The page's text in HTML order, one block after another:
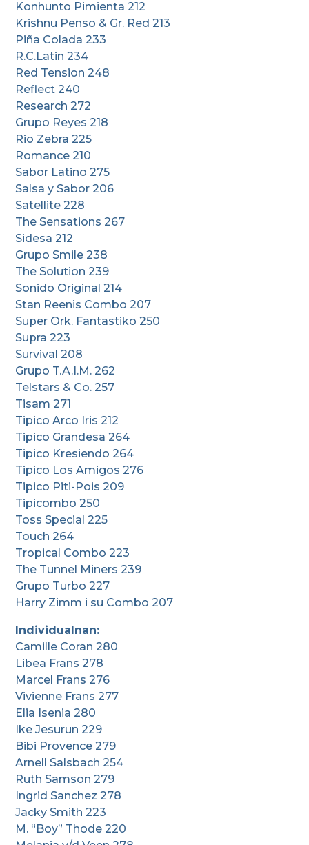
Konhunto Pimienta 212
Krishnu Penso & Gr. Red 213
Piña Colada 233
R.C.Latin 234
Red Tension 248
Reflect 240
Research 272
Grupo Reyes 218
Rio Zebra 225
Romance 210
Sabor Latino 275
Salsa y Sabor 206
Satellite 228
The Sensations 267
Sidesa 212
Grupo Smile 238
The Solution 239
Sonido Original 214
Stan Reenis Combo 207
Super Ork. Fantastiko 250
Supra 223
Survival 208
Grupo T.A.I.M. 262
Telstars & Co. 257
Tisam 271
Tipico Arco Iris 212
Tipico Grandesa 264
Tipico Kresiendo 264
Tipico Los Amigos 276
Tipico Piti-Pois 209
Tipicombo 250
Toss Special 225
Touch 264
Tropical Combo 223
The Tunnel Miners 239
Grupo Turbo 227
Harry Zimm i su Combo 207
Individualnan:
Camille Coran 280
Libea Frans 278
Marcel Frans 276
Vivienne Frans 277
Elia Isenia 280
Ike Jesurun 229
Bibi Provence 279
Arnell Salsbach 254
Ruth Samson 279
Ingrid Sanchez 278
Jacky Smith 223
M. “Boy” Thode 220